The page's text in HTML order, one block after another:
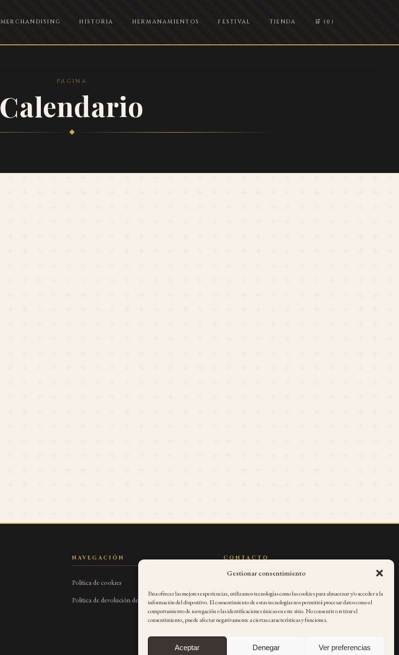
Gestionar consentimiento
Para ofrecer las mejores experiencias, utilizamos tecnologías como las cookies para almacenar y/o acceder a la
información del dispositivo. El consentimiento de estas tecnologías nos permitirá procesar datos como el
comportamiento de navegación o las identificaciones únicas en este sitio. No consentir o retirar el
consentimiento, puede afectar negativamente a ciertas características y funciones.
Aceptar Denegar Ver preferencias
MERCHANDISING HISTORIA HERMANAMIENTOS FESTIVAL TIENDA 🛒 (0)
PÁGINA
Calendario
NAVEGACIÓN
Política de cookies
Política de devolución de entradas
CONTACTO
talleres@swing4asturias.com
swingaesgaya@swing4asturias.com